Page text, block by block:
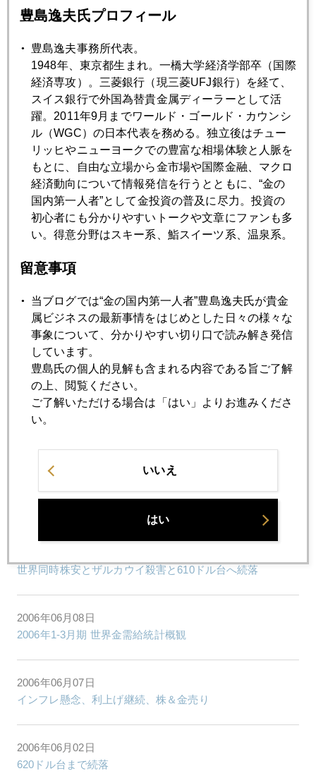
乱気流は来なかった
2006年06月28日
アジアの中の日本市場
2006年06月26日
第二弾ロケット点火準備中
2006年06月20日
2006年06月16日
株安の影響は パート２
2006年06月15日
どこまで下がるの？
2006年06月14日
世界同時株安とザルカウイ殺害と610ドル台へ続落
2006年06月08日
2006年1-3月期 世界金需給統計概観
2006年06月07日
インフレ懸念、利上げ継続、株＆金売り
2006年06月02日
620ドル台まで続落
豊島逸夫氏プロフィール
豊島逸夫事務所代表。
1948年、東京都生まれ。一橋大学経済学部卒（国際
経済専攻）。三菱銀行（現三菱UFJ銀行）を経て、
スイス銀行で外国為替貴金属ディーラーとして活
躍。2011年9月までワールド・ゴールド・カウンシ
ル（WGC）の日本代表を務める。独立後はチュー
リッヒやニューヨークでの豊富な相場体験と人脈を
もとに、自由な立場から金市場や国際金融、マクロ
経済動向について情報発信を行うとともに、“金の
国内第一人者”として金投資の普及に尽力。投資の
初心者にも分かりやすいトークや文章にファンも多
い。得意分野はスキー系、鮨スイーツ系、温泉系。
留意事項
当ブログでは“金の国内第一人者”豊島逸夫氏が貴金
属ビジネスの最新事情をはじめとした日々の様々な
事象について、分かりやすい切り口で読み解き発信
しています。
豊島氏の個人的見解も含まれる内容である旨ご了解
の上、閲覧ください。
ご了解いただける場合は「はい」よりお進みくださ
い。
いいえ
はい